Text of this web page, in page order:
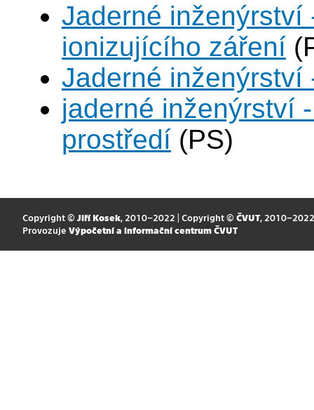
Jaderné inženýrství
ionizujícího záření
Jaderné inženýrství
jaderné inženýrství
prostředí (PS)
Copyright © Jiří Kosek, 2010–2022 | Copyright © ČVUT, 2010–2022
Provozuje Výpočetní a informační centrum ČVUT